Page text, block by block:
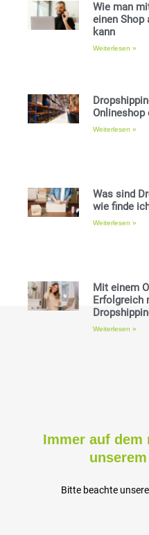
Wie man
einen Shop
kann
Weiterlesen »
Onlineshop
Weiterlesen »
Was sind
wie finde
Weiterlesen »
Mit einem
Erfolgreich
Weiterlesen »
Immer auf dem
Bitte beachte unsere